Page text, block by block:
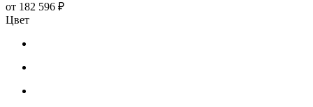
от 182 596 ₽
Цвет